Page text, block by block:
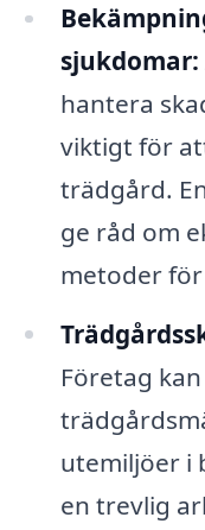
sjukdomar:
hantera
viktigt för
trädgård.
ge råd om
metoder
Företag
utemiljöer i
en trevlig